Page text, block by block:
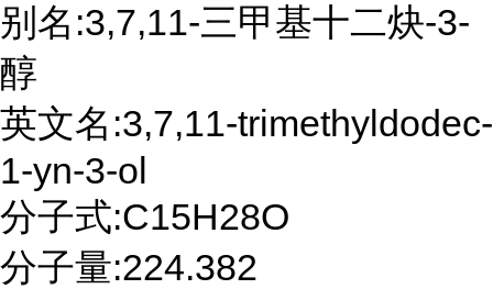
别名:3,7,11-三甲基十二炔-3-
醇
英文名:3,7,11-trimethyldodec-
1-yn-3-ol
分子式:C15H28O
分子量:224.382